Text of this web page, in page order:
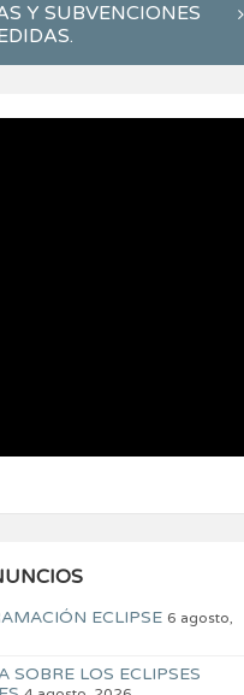
Y SUBVENCIONES
ECLIPSE 6 agosto,
SOBRE LOS ECLIPSES